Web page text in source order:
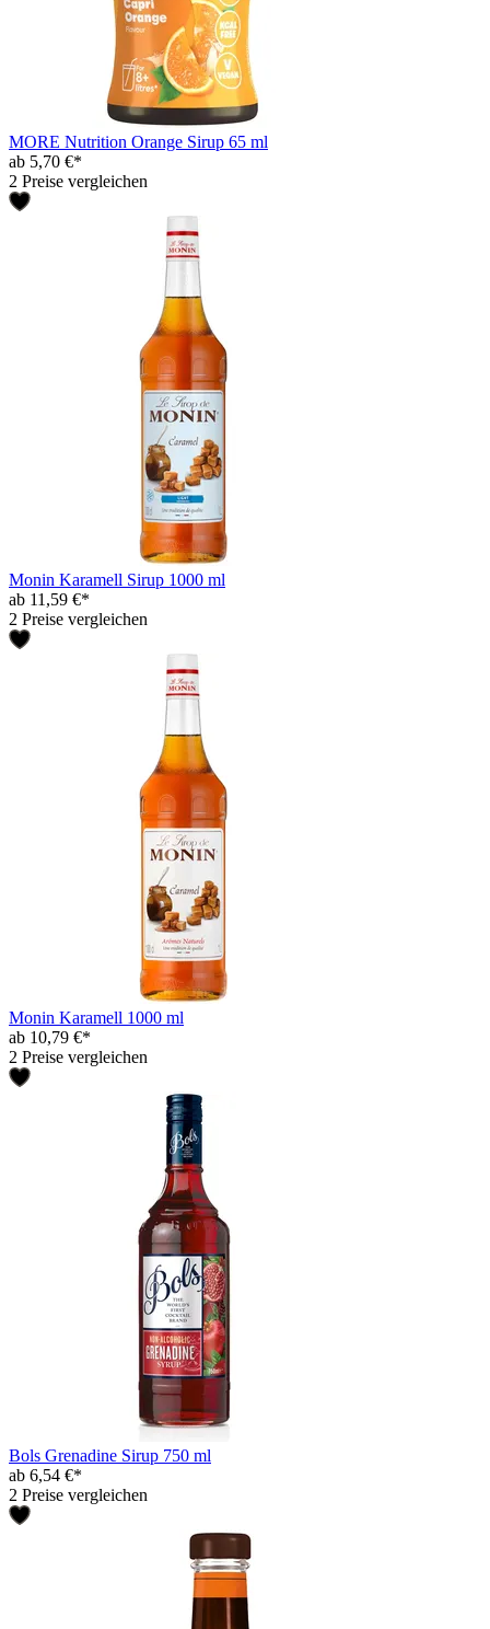
MORE Nutrition Orange Sirup 65 ml
ab 5,70 €*
2 Preise vergleichen
Monin Karamell Sirup 1000 ml
ab 11,59 €*
2 Preise vergleichen
Monin Karamell 1000 ml
ab 10,79 €*
2 Preise vergleichen
Bols Grenadine Sirup 750 ml
ab 6,54 €*
2 Preise vergleichen